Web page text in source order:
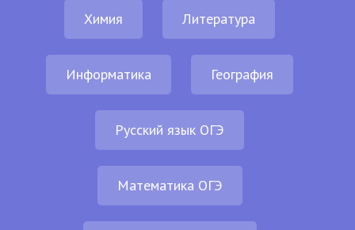
Химия Литература
Информатика География
Русский язык ОГЭ
Математика ОГЭ